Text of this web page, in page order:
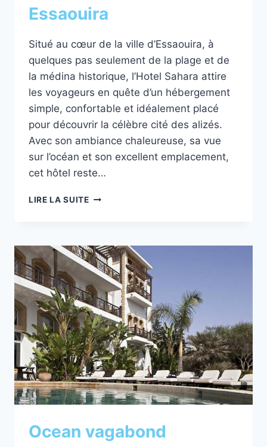
Essaouira
Situé au cœur de la ville d’Essaouira, à
quelques pas seulement de la plage et de
la médina historique, l’Hotel Sahara attire
les voyageurs en quête d’un hébergement
simple, confortable et idéalement placé
pour découvrir la célèbre cité des alizés.
Avec son ambiance chaleureuse, sa vue
sur l’océan et son excellent emplacement,
cet hôtel reste…
LIRE LA SUITEHOTEL
L’OCÉAN
ATLANTIQUE
A
ESSAOUIRA
Ocean vagabond